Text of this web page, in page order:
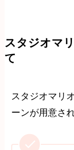
スタジオマ
て
スタジオマリ
ーンが用意さ